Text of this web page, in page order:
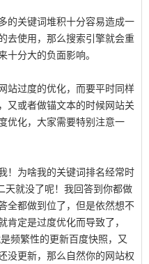
的关键词堆积十分容易造成一
去使用，那么搜索引擎就会重
分大的负面影响。
站过度的优化，而要平时同样
又或者做锚文本的时候网站关
优化，大家需要特别注意一
！为啥我的关键词排名经常时
天就没了呢！我回答到你都做
全都做到位了，但是依然想不
定是过度优化而导致了，
频繁性的更新百度快照，又
没更新，那么自然你的网站权